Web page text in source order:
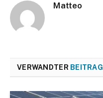
Matteo
VERWANDTER BEITRAG